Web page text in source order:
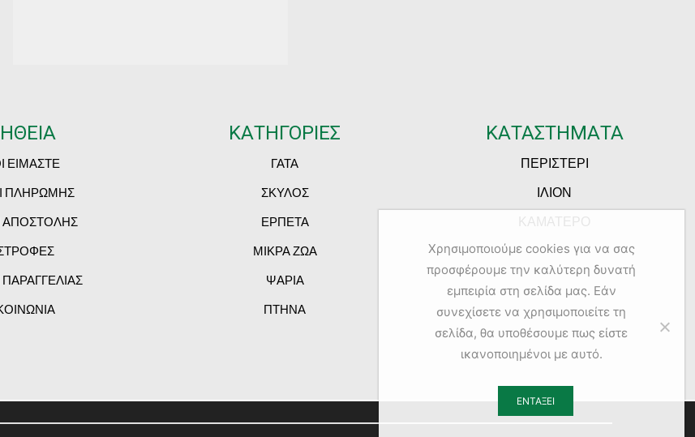
ΕΙΜΑΣΤΕ
ΠΛΗΡΩΜΗΣ
ΑΠΟΣΤΟΛΗΣ
ΚΑΤΗΓΟΡΙΕΣ
ΓΑΤΑ
ΣΚΥΛΟΣ
ΕΡΠΕΤΑ
ΜΙΚΡΑ ΖΩΑ
ΨΑΡΙΑ
ΠΤΗΝΑ
ΚΑΤΑΣΤΗΜΑΤΑ
ΠΕΡΙΣΤΕΡΙ
ΙΛΙΟΝ
Χρησιμοποιούμε cookies για να σας
προσφέρουμε την καλύτερη δυνατή
εμπειρία στη σελίδα μας. Εάν
συνεχίσετε να χρησιμοποιείτε τη
σελίδα, θα υποθέσουμε πως είστε
ικανοποιημένοι με αυτό.
ΕΝΤΆΞΕΙ